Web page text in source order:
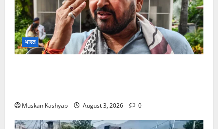
भारत
Muskan Kashyap August 3, 2026 0